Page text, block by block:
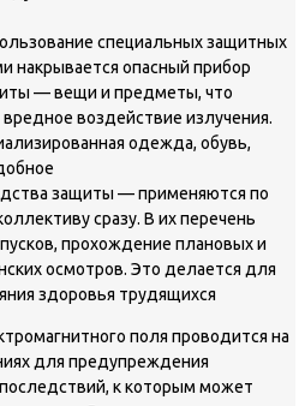
специальных защитных
накрывается опасный прибор
— вещи и предметы, что
воздействие излучения.
одежда, обувь,
защиты — применяются по
сразу. В их перечень
прохождение плановых и
осмотров. Это делается для
здоровья трудящихся
поля проводится на
для предупреждения
к которым может